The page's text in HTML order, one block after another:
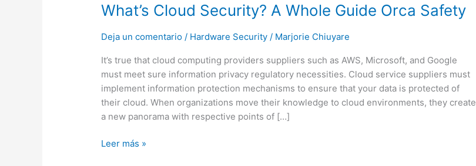
What’s Cloud Security? A Whole Guide Orca Safety
Deja un comentario / Hardware Security / Marjorie Chiuyare
It’s true that cloud computing providers suppliers such as AWS, Microsoft, and Google
must meet sure information privacy regulatory necessities. Cloud service suppliers must
implement information protection mechanisms to ensure that your data is protected of
their cloud. When organizations move their knowledge to cloud environments, they create
a new panorama with respective points of […]
What’s
Security?
Whole
Guide
Orca
Safety
Leer más »